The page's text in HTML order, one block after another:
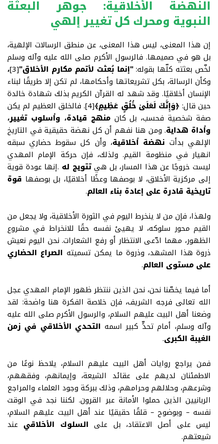
النهضة الأخلاقية: جوهر البعثة
النبوية ومحرك كل تغيير إلهي
إن هذا المعنى، ليس هذا المعنى، عن منطق الرسالات الإلهية،
بل هو في صميمها. فالرسول الأكرم صلى الله عليه وآله وسلم
لخّص بعثته كلّها بقوله: "إنما بُعثت لأتمم مكارم الأخلاق"[3] ،
وكأن الرسالة، بكل تشريعاتها وأحكامها، لم تكن إلا طريقًا لبناء
الإنسان أخلاقيًا.وقد شهد له القرآن الكريم بذلك شهادة خالدة
حين قال: ﴿وَإِنَّكَ لَعَلَىٰ خُلُقٍ عَظِيمٍ﴾[4]
.فالخلق العظيم لم يكن
صفة شخصية فحسب، بل كانمنهج قيادة، وأسلوب تغيير،
وأداة هداية.ومن هنا نفهم أن كل نهضة حقيقية في التاريخ
الإلهي بدأت نهضة أخلاقية، وأن كل سقوط حضاري سبقه
انهيار في منظومة القيم. ولذلك، فإن حركة الإمام المهدي
ليست خروجًا عن هذا المسار، بل هيتتويج له .إنها عودة قوية
إلى مركزية الأخلاق، لا بوصفها وعظًا أخلاقيًا، بل بوصفها قوة
تاريخية قادرة على إعادة بناء العالم.
ولهذا، فإن من لا ينخرط اليوم في الثورة الأخلاقية، ولا يجعل من
القيم محور سلوكه، لا يهيئ نفسه حقًا للانخراط في مشروع
الظهور، مهما ادّعى الانتظار أو رفع الشعارات.نحن اليوم نعيش
ذروة هذا المشهد، وذروة ما يمكن تسميته الصراع الحضاري
على مستوى العالم.
أما فيما يخصّنا نحن، نحن الذين ننتظر ظهور الإمام المهدي عجل
الله تعالى فرجه الشريف، فإن خلاصة الفكرة هنا واضحة: لقد
وضعنا أهل البيت عليهم السلام، والرسول الأكرم صلى الله عليه
وآله وسلم، أمام تحدٍّ كبير اسمه التحدي الأخلاقي في زمن
الغيبة الكبرى.
فمن يراجع روايات أهل البيت عليهم السلام، يلاحظ نوعًا من
الاطمئنان لديهم على عقائد الشيعة، وإيمانهم، وفقههم،
وشرعهم، وحلالهم وحرامهم، وذلك ببركة وجود العلماء والمراجع
الربانيين الذين حملوا الأمانة عبر القرون. لكننا نجد في الوقت
نفسه – وبوضوح – قلقًا حقيقيًا عند أهل البيت عليهم السلام،
ليس على أصل الاعتقاد، بل على السلوك الأخلاقي عند
شيعتهم.